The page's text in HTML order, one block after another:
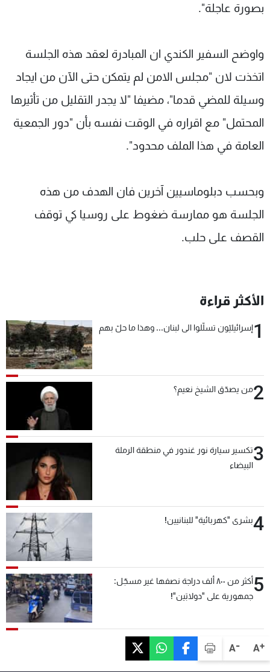
A+
A-
بصورة عاجلة".
واوضح السفير الكندي ان المبادرة لعقد هذه الجلسة
اتخذت لان "مجلس الامن لم يتمكن حتى الآن من ايجاد
وسيلة للمضي قدما"، مضيفا "لا يجدر التقليل من تأثيرها
المحتمل" مع اقراره في الوقت نفسه بأن "دور الجمعية
العامة في هذا الملف محدود".
وبحسب دبلوماسيين آخرين فان الهدف من هذه
الجلسة هو ممارسة ضغوط على روسيا كي توقف
القصف على حلب.
الأكثر قراءة
1إسرائيليّون تسلّلوا الى لبنان... وهذا ما حلّ بهم
2من يصدّق الشيخ نعيم؟
3تكسير سيارة نور غندور في منطقة الرملة
البيضاء
4بشرى "كهربائية" للبنانيين!
5
أكثر من ٨٠٠ ألف دراجة نصفها غير مسجّل:
جمهورية على "دولابَين"!